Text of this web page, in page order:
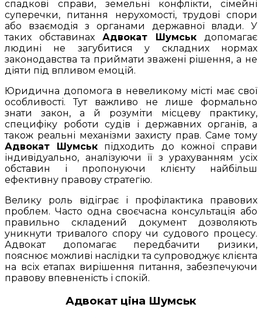
спадкові справи, земельні конфлікти, сімейні
суперечки, питання нерухомості, трудові спори
або взаємодія з органами державної влади. У
таких обставинах Адвокат Шумськ допомагає
людині не загубитися у складних нормах
законодавства та приймати зважені рішення, а не
діяти під впливом емоцій.
Юридична допомога в невеликому місті має свої
особливості. Тут важливо не лише формально
знати закон, а й розуміти місцеву практику,
специфіку роботи судів і державних органів, а
також реальні механізми захисту прав. Саме тому
Адвокат Шумськ підходить до кожної справи
індивідуально, аналізуючи її з урахуванням усіх
обставин і пропонуючи клієнту найбільш
ефективну правову стратегію.
Велику роль відіграє і профілактика правових
проблем. Часто одна своєчасна консультація або
правильно складений документ дозволяють
уникнути тривалого спору чи судового процесу.
Адвокат допомагає передбачити ризики,
пояснює можливі наслідки та супроводжує клієнта
на всіх етапах вирішення питання, забезпечуючи
правову впевненість і спокій.
Адвокат ціна Шумськ